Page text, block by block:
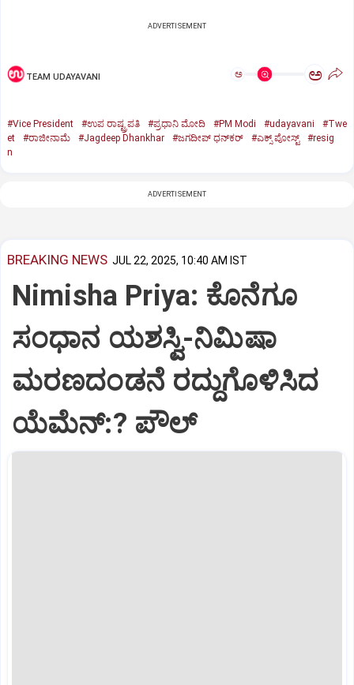
ADVERTISEMENT
TEAM UDAYAVANI ಅ ಅ
#Vice President #ಉಪ ರಾಷ್ಟ್ರಪತಿ #ಪ್ರಧಾನಿ ಮೋದಿ #PM Modi #udayavani
#Twe
et
#ರಾಜೀನಾಮೆ #Jagdeep Dhankhar #ಜಗದೀಪ್‌ ಧನ್‌ಕರ್‌ #ಎಕ್ಸ್‌ ಪೋಸ್ಟ್
#resig
n
ADVERTISEMENT
BREAKING NEWS JUL 22, 2025, 10:40 AM IST
Nimisha Priya: ಕೊನೆಗೂ
ಸಂಧಾನ ಯಶಸ್ವಿ-ನಿಮಿಷಾ
ಮರಣದಂಡನೆ ರದ್ದುಗೊಳಿಸಿದ
ಯೆಮೆನ್:? ಪೌಲ್